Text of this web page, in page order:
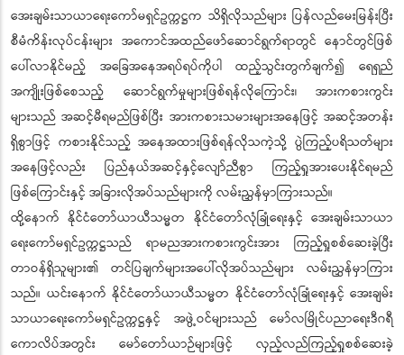
အေးချမ်းသာယာရေးကော်မရှင်ဥက္ကဋ္ဌက သိရှိလိုသည်များ ပြန်လည်မေးမြန်းပြီး
စီမံကိန်းလုပ်ငန်းများ အကောင်အထည်ဖော်ဆောင်ရွက်ရာတွင် နောင်တွင်ဖြစ်
ပေါ်လာနိုင်မည့် အခြေအနေအရပ်ရပ်ကိုပါ ထည့်သွင်းတွက်ချက်၍ ရေရှည်
အကျိုးဖြစ်စေသည့် ဆောင်ရွက်မှုများဖြစ်ရန်လိုကြောင်း၊ အားကစားကွင်း
များသည် အဆင့်မီရမည်ဖြစ်ပြီး အားကစားသမားများအနေဖြင့် အဆင့်အတန်း
ရှိစွာဖြင့် ကစားနိုင်သည့် အနေအထားဖြစ်ရန်လိုသကဲ့သို့ ပွဲကြည့်ပရိသတ်များ
အနေဖြင့်လည်း ပြည်နယ်အဆင့်နှင့်လျော်ညီစွာ ကြည့်ရှုအားပေးနိုင်ရမည်
ဖြစ်ကြောင်းနှင့် အခြားလိုအပ်သည်များကို လမ်းညွှန်မှာကြားသည်။
ထို့နောက် နိုင်ငံတော်ယာယီသမ္မတ နိုင်ငံတော်လုံခြုံရေးနှင့် အေးချမ်းသာယာ
ရေးကော်မရှင်ဥက္ကဋ္ဌသည် ရာမညအားကစားကွင်းအား ကြည့်ရှုစစ်ဆေးခဲ့ပြီး
တာဝန်ရှိသူများ၏ တင်ပြချက်များအပေါ်လိုအပ်သည်များ လမ်းညွှန်မှာကြား
သည်။ ယင်းနောက် နိုင်ငံတော်ယာယီသမ္မတ နိုင်ငံတော်လုံခြုံရေးနှင့် အေးချမ်း
သာယာရေးကော်မရှင်ဥက္ကဋ္ဌနှင့် အဖွဲ့ဝင်များသည် မော်လမြိုင်ပညာရေးဒီဂရီ
ကောလိပ်အတွင်း မော်တော်ယာဉ်များဖြင့် လှည့်လည်ကြည့်ရှုစစ်ဆေးခဲ့